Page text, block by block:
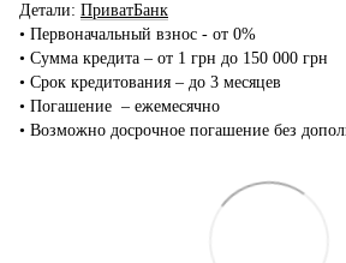
Детали: ПриватБанк
•‎ Первоначальный взнос - от 0%
•‎ Сумма кредита – от 1 грн до 150 000 грн
•‎ Срок кредитования – до 3 месяцев
•‎ Погашение – ежемесячно
•‎ Возможно досрочное погашение без